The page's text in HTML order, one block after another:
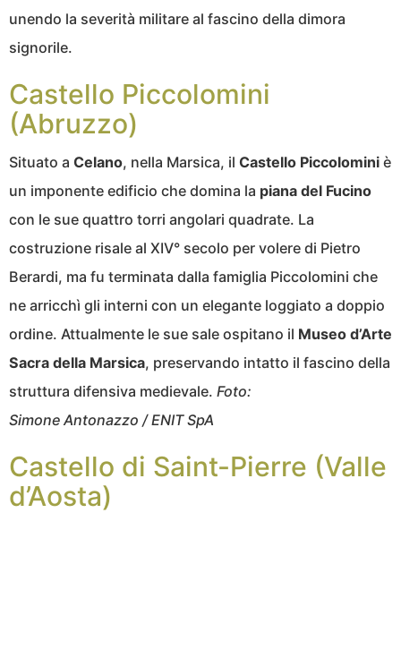
unendo la severità militare al fascino della dimora
signorile.
Castello Piccolomini
(Abruzzo)
Situato a Celano, nella Marsica, il Castello Piccolomini è
un imponente edificio che domina la piana del Fucino
con le sue quattro torri angolari quadrate. La
costruzione risale al XIV° secolo per volere di Pietro
Berardi, ma fu terminata dalla famiglia Piccolomini che
ne arricchì gli interni con un elegante loggiato a doppio
ordine. Attualmente le sue sale ospitano il Museo d’Arte
Sacra della Marsica, preservando intatto il fascino della
struttura difensiva medievale. Foto:
Simone Antonazzo / ENIT SpA
Castello di Saint-Pierre (Valle
d’Aosta)